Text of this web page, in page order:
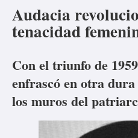
Audacia
tenacidad
Con el triunfo de
enfrascó en otra
los muros del